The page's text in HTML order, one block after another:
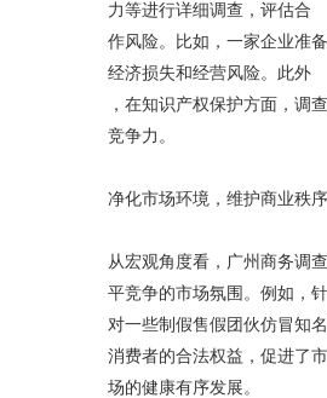
力等进行详细调查，评估合
作风险。比如，一家企业准
经济损失和经营风险。此外
，在知识产权保护方面，调
竞争力。
净化市场环境，维护商业秩序
从宏观角度看，广州商务调
平竞争的市场氛围。例如，针
对一些制假售假团伙仿冒知
消费者的合法权益，促进了市
场的健康有序发展。